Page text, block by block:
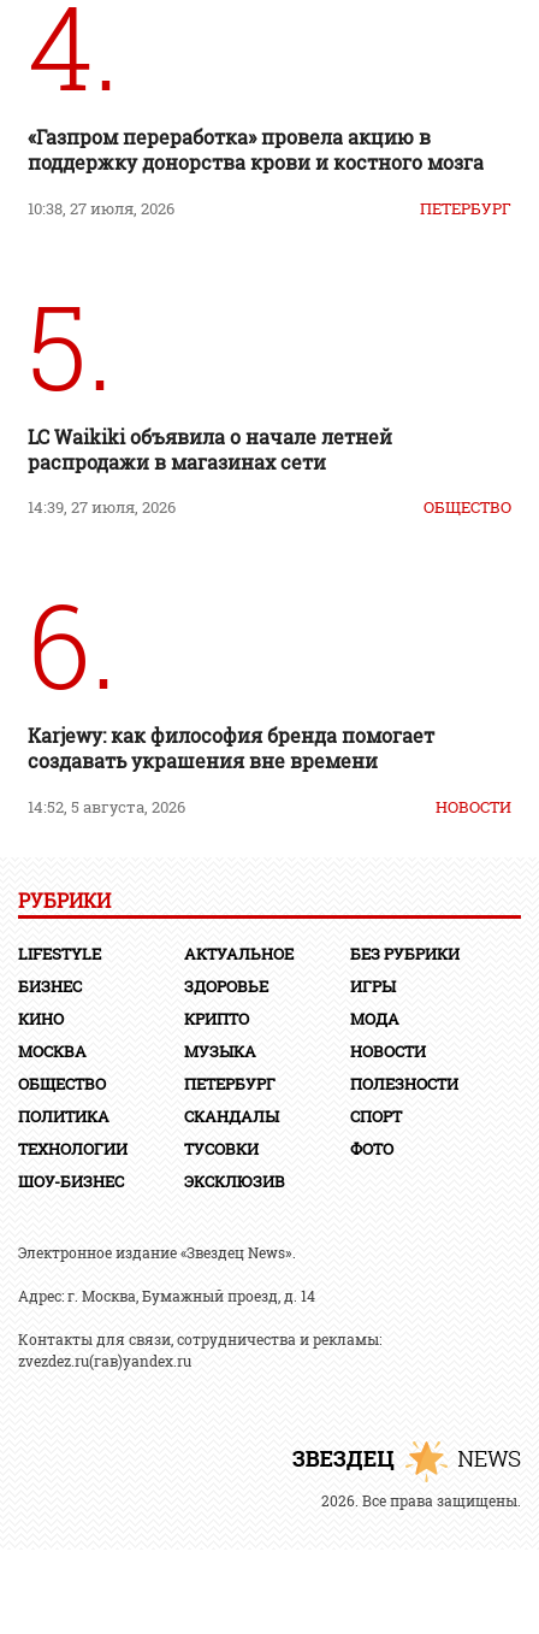
4.
«Газпром переработка» провела акцию в
поддержку донорства крови и костного мозга
10:38, 27 июля, 2026 ПЕТЕРБУРГ
5.
LC Waikiki объявила о начале летней
распродажи в магазинах сети
14:39, 27 июля, 2026 ОБЩЕСТВО
6.
Karjewy: как философия бренда помогает
создавать украшения вне времени
14:52, 5 августа, 2026 НОВОСТИ
РУБРИКИ
LIFESTYLE АКТУАЛЬНОЕ
БЕЗ РУБРИКИ
БИЗНЕС
ЗДОРОВЬЕ
ИГРЫ
КИНО
КРИПТО
МОДА
МОСКВА
МУЗЫКА
НОВОСТИ
ОБЩЕСТВО
ПЕТЕРБУРГ
ПОЛЕЗНОСТИ
ПОЛИТИКА
СКАНДАЛЫ
СПОРТ
ТЕХНОЛОГИИ
ТУСОВКИ
ФОТО
ШОУ-БИЗНЕС
ЭКСКЛЮЗИВ
Электронное издание «Звездец News».
Адрес: г. Москва, Бумажный проезд, д. 14
Контакты для связи, сотрудничества и рекламы:
zvezdez.ru(гав)yandex.ru
2026. Все права защищены.